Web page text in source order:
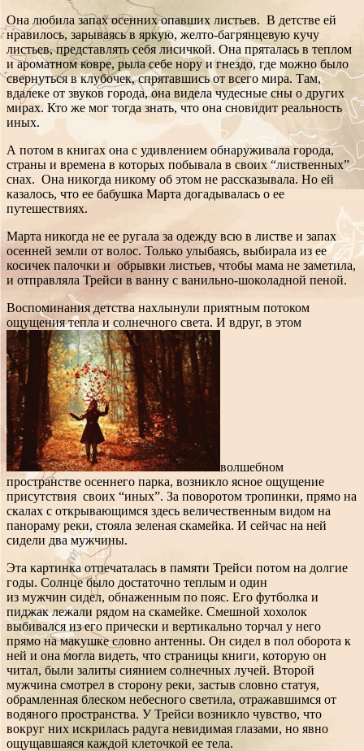
Она любила запах осенних опавших листьев. В детстве ей
нравилось, зарываясь в яркую, желто-багрянцевую кучу
листьев, представлять себя лисичкой. Она пряталась в теплом
и ароматном ковре, рыла себе нору и гнездо, где можно было
свернуться в клубочек, спрятавшись от всего мира. Там,
вдалеке от звуков города, она видела чудесные сны о других
мирах. Кто же мог тогда знать, что она сновидит реальность
иных.
А потом в книгах она с удивлением обнаруживала города,
страны и времена в которых побывала в своих “лиственных”
снах. Она никогда никому об этом не рассказывала. Но ей
казалось, что ее бабушка Марта догадывалась о ее
путешествиях.
Марта никогда не ее ругала за одежду всю в листве и запах
осенней земли от волос. Только улыбаясь, выбирала из ее
косичек палочки и обрывки листьев, чтобы мама не заметила,
и отправляла Трейси в ванну с ванильно-шоколадной пеной.
Воспоминания детства нахлынули приятным потоком
ощущения тепла и солнечного света. И вдруг, в этом
волшебном
пространстве осеннего парка, возникло ясное ощущение
присутствия своих “иных”. За поворотом тропинки, прямо на
скалах с открывающимся здесь величественным видом на
панораму реки, стояла зеленая скамейка. И сейчас на ней
сидели два мужчины.
Эта картинка отпечаталась в памяти Трейси потом на долгие
годы. Солнце было достаточно теплым и один
из мужчин сидел, обнаженным по пояс. Его футболка и
пиджак лежали рядом на скамейке. Смешной хохолок
выбивался из его прически и вертикально торчал у него
прямо на макушке словно антенны. Он сидел в пол оборота к
ней и она могла видеть, что страницы книги, которую он
читал, были залиты сиянием солнечных лучей. Второй
мужчина смотрел в сторону реки, застыв словно статуя,
обрамленная блеском небесного светила, отражавшимся от
водяного пространства. У Трейси возникло чувство, что
вокруг них искрилась радуга невидимая глазами, но явно
ощущавшаяся каждой клеточкой ее тела.